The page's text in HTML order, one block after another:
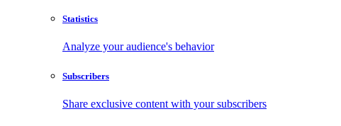
Statistics
Analyze your audience's behavior
Subscribers
Share exclusive content with your subscribers